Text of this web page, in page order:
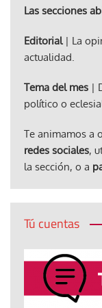
Las secciones
Editorial| La
actualidad.
Tema del mes |
político o
Te animamos a
redes sociales,
la sección, o a
Tú cuentas